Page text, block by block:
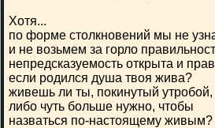
Хотя...
по форме столкновений мы не
и не возьмем за горло
непредсказуемость открыта и
если родился душа твоя жива?
живешь ли ты, покинутый утробой,
либо чуть больше нужно, чтобы
назваться по-настоящему живым?